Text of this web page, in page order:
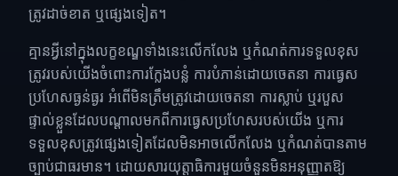
ត្រូវដាច់ខាត ឬផ្សេងទៀត។
គ្មានអ្វីនៅក្នុងលក្ខខណ្ឌទាំងនេះលើកលែង ឬកំណត់ការទទួលខុស
ត្រូវរបស់យើងចំពោះការក្លែងបន្លំ ការបំភាន់ដោយចេតនា ការធ្វេស
ប្រហែសធ្ងន់ធ្ងរ អំពើមិនត្រឹមត្រូវដោយចេតនា ការស្លាប់ ឬរបួស
ផ្ទាល់ខ្លួនដែលបណ្តាលមកពីការធ្វេសប្រហែសរបស់យើង ឬការ
ទទួលខុសត្រូវផ្សេងទៀតដែលមិនអាចលើកលែង ឬកំណត់បានតាម
ច្បាប់ជាធរមាន។ ដោយសារយុត្តាធិការមួយចំនួនមិនអនុញ្ញាតឱ្យ